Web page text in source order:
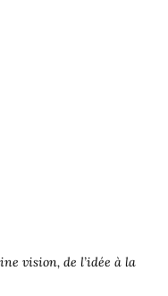
vision, de l’idée à la